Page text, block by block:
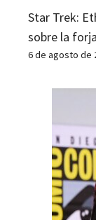
Star Trek:
sobre la
6 de agosto de